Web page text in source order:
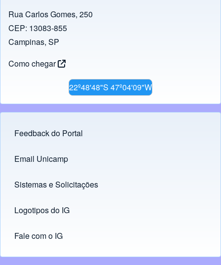
Rua Carlos Gomes, 250
CEP: 13083-855
Campinas, SP
Como chegar
22º48'48"S 47º04'09"W
Footer menu
Feedback do Portal
Links
Email Unicamp
(opens in new tab)
Sistemas e Solicitações
(opens in new tab)
Logotipos do IG
(opens in new tab)
Fale com o IG